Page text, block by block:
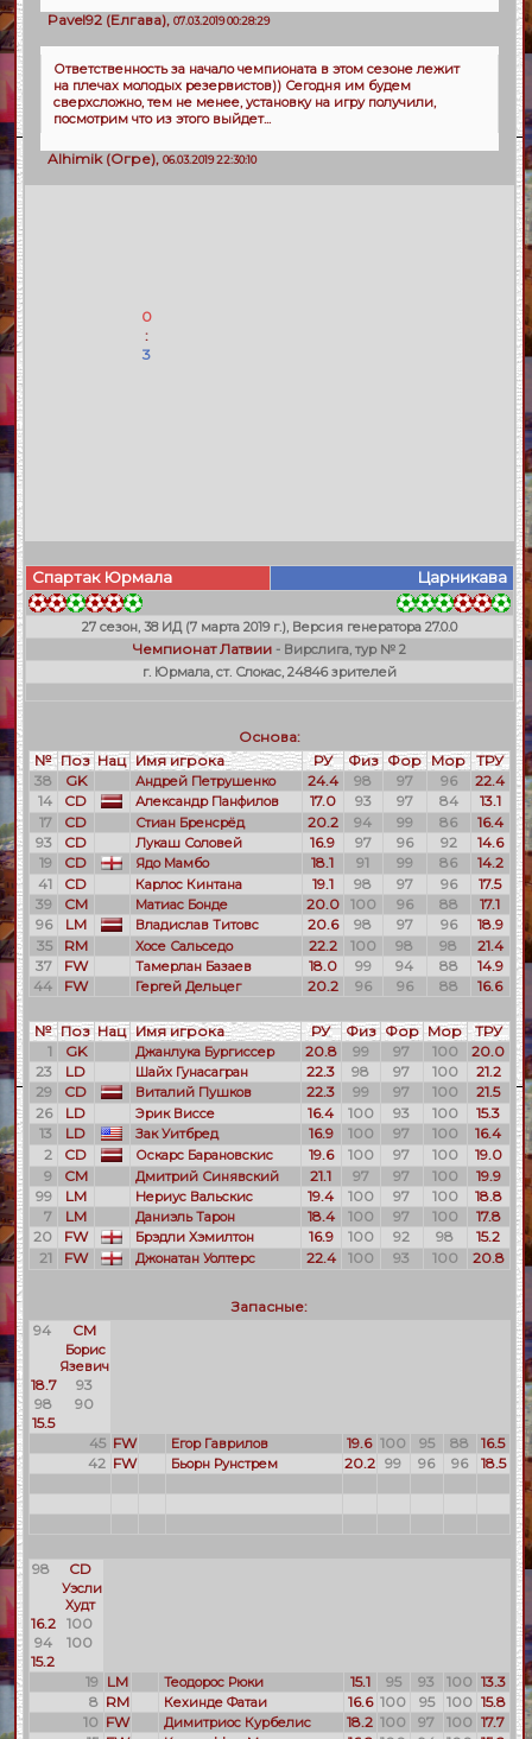
Pavel92(Елгава), 07.03.2019 00:28:29
Ответственность за начало чемпионата в этом сезоне лежит
на плечах молодых резервистов)) Сегодня им будем
сверхсложно, тем не менее, установку на игру получили,
посмотрим что из этого выйдет...
Alhimik(Огре), 06.03.2019 22:30:10
0
:
3
Спартак Юрмала Царникава
27 сезон, 38 ИД (7 марта 2019 г.), Версия генератора 27.0.0
Чемпионат Латвии- Вирслига, тур № 2
г. Юрмала, ст. Слокас, 24846 зрителей
Основа:
№ Поз Нац Имя игрока РУ Физ Фор Мор ТРУ
38
GK Андрей Петрушенко 24.4 98 97 96
22.4
14
CD Александр Панфилов 17.0 93 97 84
13.1
17
CD Стиан Бренсрёд 20.2 94 99 86
16.4
93
CD Лукаш Соловей 16.9 97 96 92
14.6
19
CD Ядо Мамбо 18.1 91 99 86
14.2
41
CD Карлос Кинтана 19.1 98 97 96
17.5
39
CM Матиас Бонде 20.0 100 96 88
17.1
96
LM Владислав Титовс 20.6 98 97 96
18.9
35
RM Хосе Сальседо 22.2 100 98 98
21.4
37
FW Тамерлан Базаев 18.0 99 94 88
14.9
44
FW Гергей Дельцег 20.2 96 96 88 16.6
№ Поз Нац Имя игрока РУ Физ Фор Мор
ТРУ
1
GK Джанлука Бургиссер 20.8 99 97 100
20.0
23
LD Шайх Гунасагран 22.3 98 97 100
21.2
29
CD Виталий Пушков 22.3 99 97 100
21.5
26
LD Эрик Виссе 16.4 100 93 100
15.3
13
LD Зак Уитбред 16.9 100 97 100
16.4
2
CD Оскарс Барановскис 19.6 100 97 100
19.0
9
CM Дмитрий Синявский 21.1 97 97 100
19.9
99
LM Нериус Вальскис 19.4 100 97 100
18.8
7
LM Даниэль Тарон 18.4 100 97 100
17.8
20
FW Брэдли Хэмилтон 16.9 100 92 98
15.2
21
FW Джонатан Уолтерс 22.4 100 93 100 20.8
Запасные:
94
CM
Борис
Язевич
18.7
93
98
90
15.5
45 FW Егор Гаврилов 19.6 100 95 88
16.5
42 FW Бьорн Рунстрем 20.2 99 96 96 18.5
98 CD
Уэсли
Худт
16.2
100
94
100
15.2
19 LM Теодорос Рюки 15.1 95 93 100 13.3
8 RM Кехинде Фатаи 16.6 100 95 100 15.8
10 FW Димитриос Курбелис 18.2 100 97 100 17.7